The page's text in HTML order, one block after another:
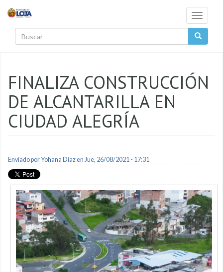
Toggle
FINALIZA CONSTRUCCIÓN
DE ALCANTARILLA EN
CIUDAD ALEGRÍA
Enviado porYohana Diazen Jue, 26/08/2021 - 17:31